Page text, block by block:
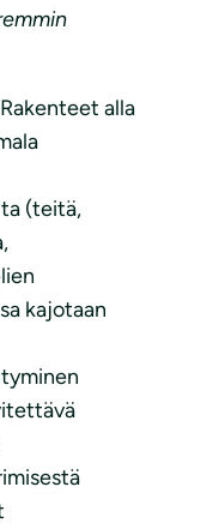
alla
(teitä,
kajotaan